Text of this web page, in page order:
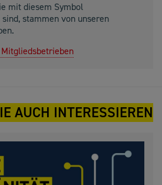
mit diesem Symbol
stammen von unseren
AUCH INTERESSIEREN